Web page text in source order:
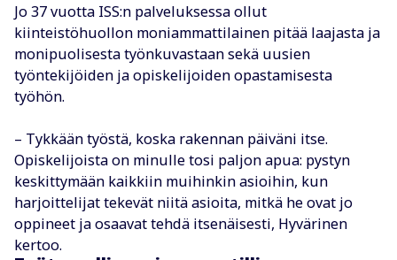
Jo 37 vuotta ISS:n palveluksessa ollut
kiinteistöhuollon moniammattilainen pitää laajasta ja
monipuolisesta työnkuvastaan sekä uusien
työntekijöiden ja opiskelijoiden opastamisesta
työhön.
– Tykkään työstä, koska rakennan päiväni itse.
Opiskelijoista on minulle tosi paljon apua: pystyn
keskittymään kaikkiin muihinkin asioihin, kun
harjoittelijat tekevät niitä asioita, mitkä he ovat jo
oppineet ja osaavat tehdä itsenäisesti, Hyvärinen
kertoo.